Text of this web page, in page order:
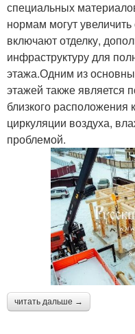
специальных
нормам могут
включают отделку,
инфраструктуру для
этажа.Одним из
этажей также является
близкого расположения
циркуляции воздуха,
проблемой.
читать дальше →